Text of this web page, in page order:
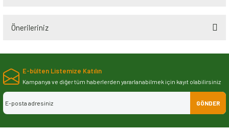
Önerileriniz
Bu ürünün fiyat bilgisi, resim, ürün açıklamalarında ve diğer konularda
iletebilirsiniz.
Görüş ve önerileriniz için teşekkür ederiz.
Ürün resmi kalitesiz, bozuk veya görüntülenemiyor.
E-bülten Listemize Katılın
Kampanya ve diğer tüm haberlerden yararlanabilmek için kayıt olabilirsiniz
GÖNDER